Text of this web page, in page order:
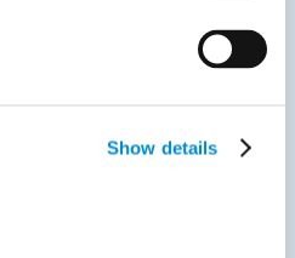
Show details
pedido?
de